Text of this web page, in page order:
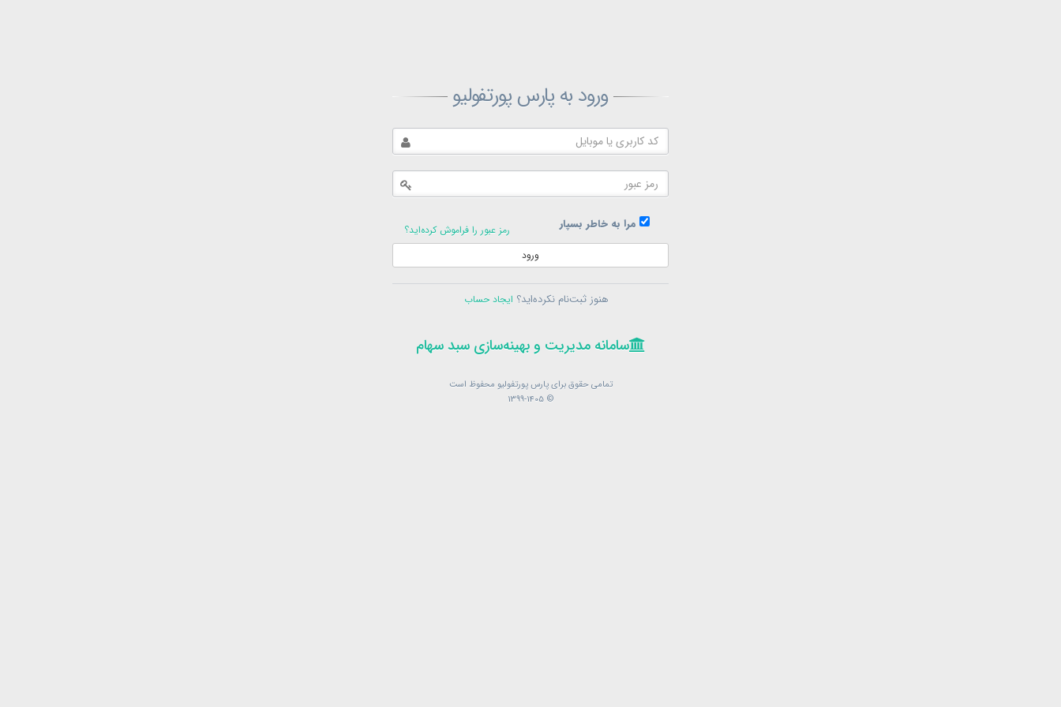
ورود به پارس پورتفولیو
مرا به خاطر بسپار
رمز عبور را فراموش کرده‌اید؟
ورود
هنوز ثبت‌نام نکرده‌اید؟ ایجاد حساب
سامانه مدیریت و بهینه‌سازی سبد سهام
تمامی حقوق برای پارس پورتفولیو محفوظ است
© 1399-1405
ثبت‌نام پارس پورتفولیو
ثبت‌نام
در حال حاضر عضو هستید؟فرم ورود
سامانه مدیریت و بهینه‌سازی سبد سهام
تمامی حقوق برای پارس پورتفولیو محفوظ است
© 1399-1405
بازیابی رمز پارس پورتفولیو
در حال حاضر عضو هستید؟
سامانه مدیریت و بهینه‌سازی سبد سهام
تمامی حقوق برای پارس پورتفولیو محفوظ است